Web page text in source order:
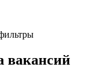
вакансий